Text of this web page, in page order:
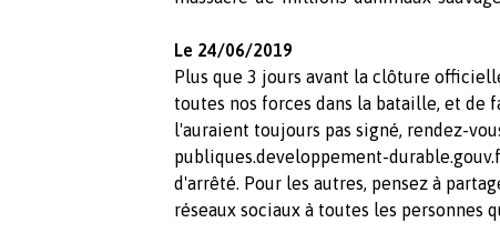
Le 24/06/2019
Plus que 3 jours avant la clôture
toutes nos forces dans la bataille, et de
l'auraient toujours pas signé, rendez-
publiques.developpement-
d'arrêté. Pour les autres, pensez à
réseaux sociaux à toutes les personnes